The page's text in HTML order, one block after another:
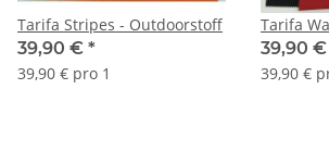
Tarifa Stripes - Outdoorstoff
39,90 € *
39,90 € pro 1
Tarifa
39,90 €
39,90 €